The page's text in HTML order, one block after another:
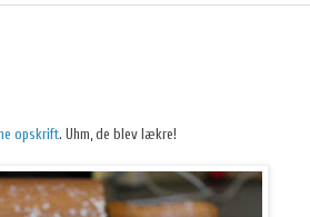
opskrift. Uhm, de blev lækre!